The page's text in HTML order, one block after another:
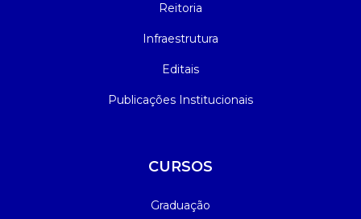
Reitoria
Infraestrutura
Editais
Publicações Institucionais
CURSOS
Graduação